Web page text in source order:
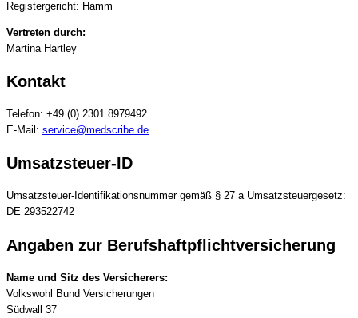
Registergericht: Hamm
Vertreten durch:
Martina Hartley
Kontakt
Telefon: +49 (0) 2301 8979492
E-Mail: service@medscribe.de
Umsatzsteuer-ID
Umsatzsteuer-Identifikationsnummer gemäß § 27 a Umsatzsteuergesetz:
DE 293522742
Angaben zur Berufs­haftpflicht­versicherung
Name und Sitz des Versicherers:
Volkswohl Bund Versicherungen
Südwall 37